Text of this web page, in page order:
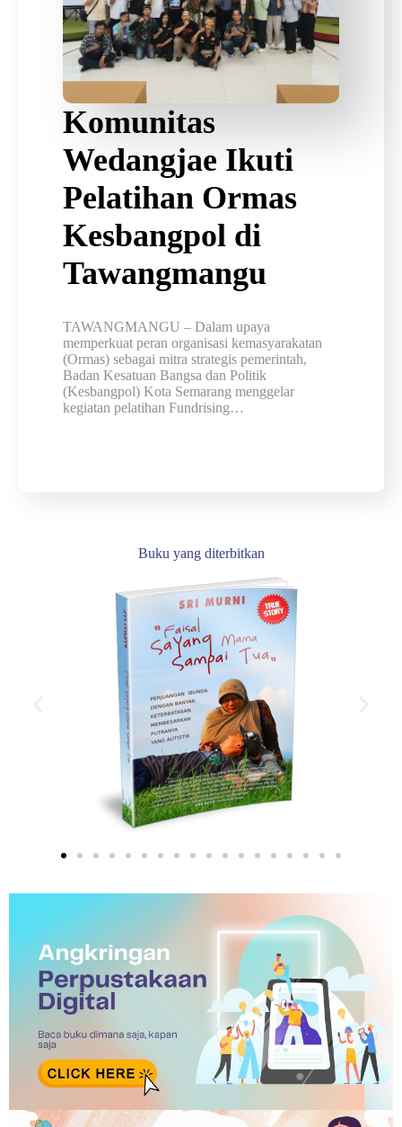
Komunitas
Wedangjae Ikuti
Pelatihan Ormas
Kesbangpol di
Tawangmangu
TAWANGMANGU – Dalam upaya
memperkuat peran organisasi kemasyarakatan
(Ormas) sebagai mitra strategis pemerintah,
Badan Kesatuan Bangsa dan Politik
(Kesbangpol) Kota Semarang menggelar
kegiatan pelatihan Fundrising…
Buku yang diterbitkan